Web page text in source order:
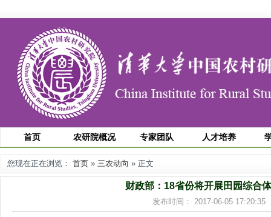
首页 农研院概况 专家团队 人才培养
您现在正在浏览： 首页 » 三农动向 » 正文
财政部：18省份将开展田园综合
发布时间： 2017-06-05